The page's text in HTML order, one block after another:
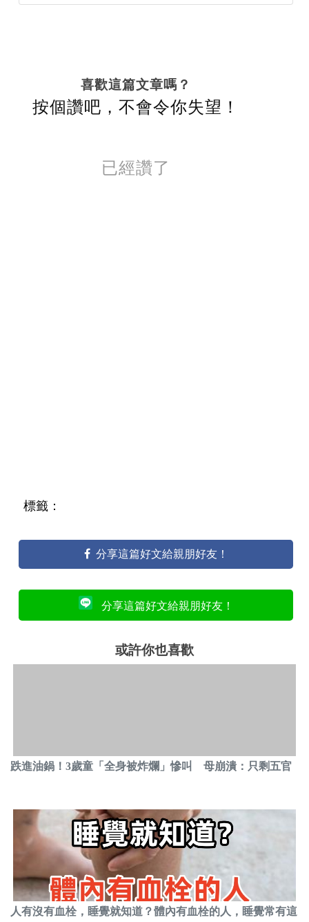
喜歡這篇文章嗎？
按個讚吧，不會令你失望！
已經讚了
標籤：
分享這篇好文給親朋好友！
分享這篇好文給親朋好友！
或許你也喜歡
跌進油鍋！3歲童「全身被炸爛」慘叫 母崩潰：只剩五官
人有沒有血栓，睡覺就知道？體內有血栓的人，睡覺常有這